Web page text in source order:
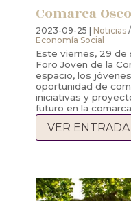
Comarca
2023-09-25 | Noticias/
Economía Social
Este viernes, 29 de
Foro Joven de la
espacio, los
oportunidad de
iniciativas y
futuro en la
Economía Social ,
Comarca Oscos Eo
VER ENTRADA